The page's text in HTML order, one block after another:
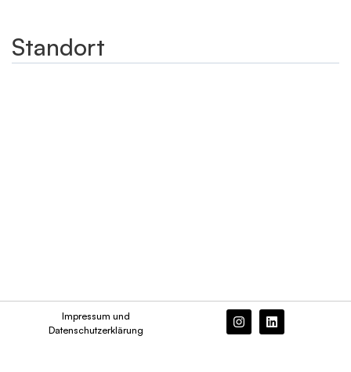
Standort
Impressum und
Datenschutzerklärung